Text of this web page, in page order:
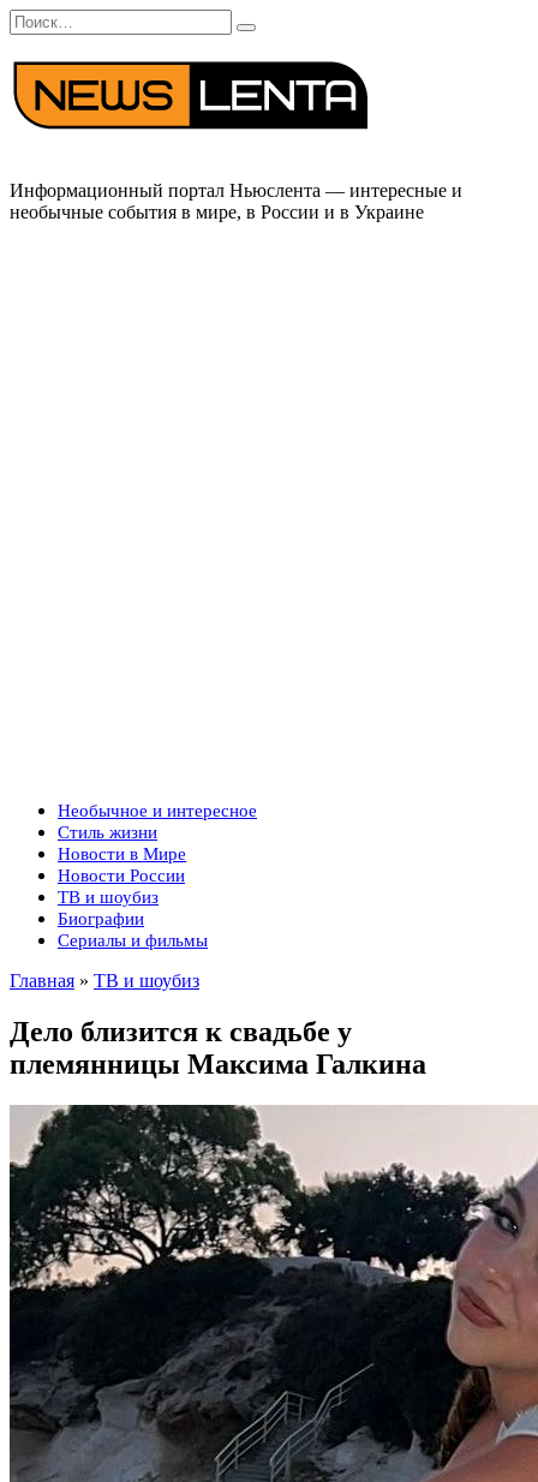
Перейти
к
содержанию
Search
for:
Информационный портал Ньюслента — интересные и
необычные события в мире, в России и в Украине
Необычное и интересное
Стиль жизни
Новости в Мире
Новости России
ТВ и шоубиз
Биографии
Сериалы и фильмы
Главная » ТВ и шоубиз
Дело близится к свадьбе у
племянницы Максима Галкина